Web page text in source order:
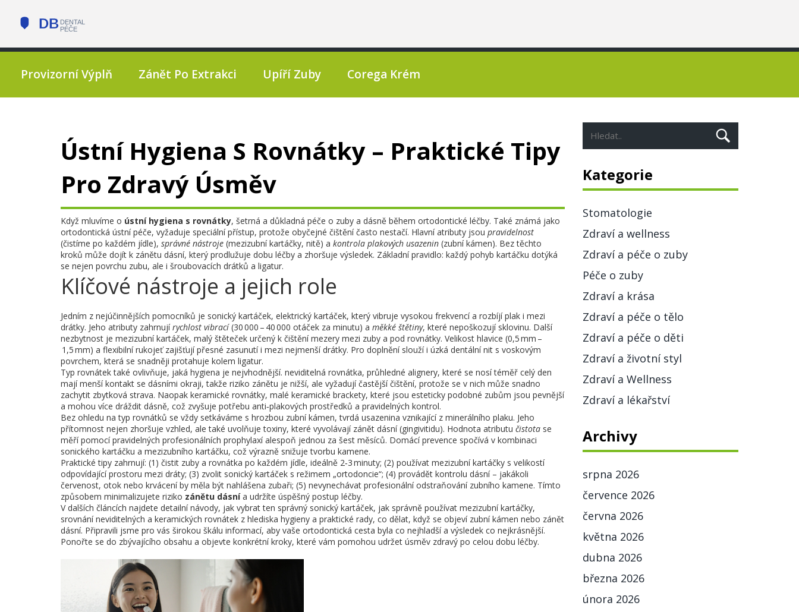
Provizorní Výplň Zánět Po Extrakci Upíří Zuby Corega Krém
Ústní Hygiena S Rovnátky – Praktické Tipy
Pro Zdravý Úsměv
Když mluvíme o ústní hygiena s rovnátky, šetrná a důkladná péče o zuby a dásně během ortodontické léčby. Také známá jako
ortodontická ústní péče, vyžaduje speciální přístup, protože obyčejné čištění často nestačí. Hlavní atributy jsou pravidelnost
(čistíme po každém jídle), správné nástroje (mezizubní kartáčky, nitě) a kontrola plakových usazenin (zubní kámen). Bez těchto
kroků může dojít k zánětu dásní, který prodlužuje dobu léčby a zhoršuje výsledek. Základní pravidlo: každý pohyb kartáčku dotýká
se nejen povrchu zubu, ale i šroubovacích drátků a ligatur.
Klíčové nástroje a jejich role
Jedním z nejúčinnějších pomocníků je sonický kartáček, elektrický kartáček, který vibruje vysokou frekvencí a rozbíjí plak i mezi
drátky. Jeho atributy zahrnujírychlost vibrací(30 000 – 40 000 otáček za minutu) a měkké štětiny, které nepoškozují sklovinu. Další
nezbytnost je mezizubní kartáček, malý štěteček určený k čištění mezery mezi zuby a pod rovnátky. Velikost hlavice (0,5 mm –
1,5 mm) a flexibilní rukojeť zajišťují přesné zasunutí i mezi nejmenší drátky. Pro doplnění slouží i úzká dentální nit s voskovým
povrchem, která se snadněji protahuje kolem ligatur.
Typ rovnátek také ovlivňuje, jaká hygiena je nejvhodnější. neviditelná rovnátka, průhledné alignery, které se nosí téměř celý den
mají menší kontakt se dásními okraji, takže riziko zánětu je nižší, ale vyžadují častější čištění, protože se v nich může snadno
zachytit zbytková strava. Naopak keramické rovnátky, malé keramické brackety, které jsou esteticky podobné zubům jsou pevnější
a mohou více dráždit dásně, což zvyšuje potřebu anti‑plakových prostředků a pravidelných kontrol.
Bez ohledu na typ rovnátků se vždy setkáváme s hrozbou zubní kámen,tvrdá usazenina vznikající z minerálního plaku. Jeho
přítomnost nejen zhoršuje vzhled, ale také uvolňuje toxiny, které vyvolávají zánět dásní (gingivitidu). Hodnota atributu čistota se
měří pomocí pravidelných profesionálních prophylaxí alespoň jednou za šest měsíců. Domácí prevence spočívá v kombinaci
sonického kartáčku a mezizubního kartáčku, což výrazně snižuje tvorbu kamene.
Praktické tipy zahrnují: (1) čistit zuby a rovnátka po každém jídle, ideálně 2‑3 minuty; (2) používat mezizubní kartáčky s velikostí
odpovídající prostoru mezi dráty; (3) zvolit sonický kartáček s režimem „ortodoncie“; (4) provádět kontrolu dásní – jakákoli
červenost, otok nebo krvácení by měla být nahlášena zubaři; (5) nevynechávat profesionální odstraňování zubního kamene. Tímto
způsobem minimalizujete riziko zánětu dásnía udržíte úspěšný postup léčby.
V dalších článcích najdete detailní návody, jak vybrat ten správný sonický kartáček, jak správně používat mezizubní kartáčky,
srovnání neviditelných a keramických rovnátek z hlediska hygieny a praktické rady, co dělat, když se objeví zubní kámen nebo zánět
dásní. Připravili jsme pro vás širokou škálu informací, aby vaše ortodontická cesta byla co nejhladší a výsledek co nejkrásnější.
Ponořte se do zbývajícího obsahu a objevte konkrétní kroky, které vám pomohou udržet úsměv zdravý po celou dobu léčby.
Kategorie
Stomatologie
Zdraví a wellness
Zdraví a péče o zuby
Péče o zuby
Zdraví a krása
Zdraví a péče o tělo
Zdraví a péče o děti
Zdraví a životní styl
Zdraví a Wellness
Zdraví a lékařství
Archivy
srpna 2026
července 2026
června 2026
května 2026
dubna 2026
března 2026
února 2026